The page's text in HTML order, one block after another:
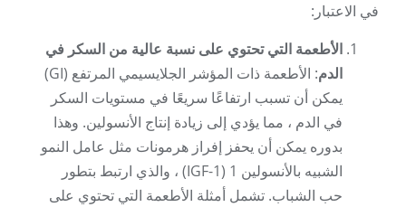
في الاعتبار:
الأطعمة التي تحتوي على نسبة عالية من السكر في
الدم
: الأطعمة ذات المؤشر الجلايسيمي المرتفع (GI)
يمكن أن تسبب ارتفاعًا سريعًا في مستويات السكر
في الدم ، مما يؤدي إلى زيادة إنتاج الأنسولين. وهذا
بدوره يمكن أن يحفز إفراز هرمونات مثل عامل النمو
الشبيه بالأنسولين 1 (IGF-1) ، والذي ارتبط بتطور
حب الشباب. تشمل أمثلة الأطعمة التي تحتوي على